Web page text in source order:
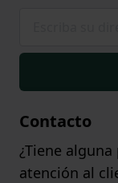
Contacto
¿Tiene
atención al